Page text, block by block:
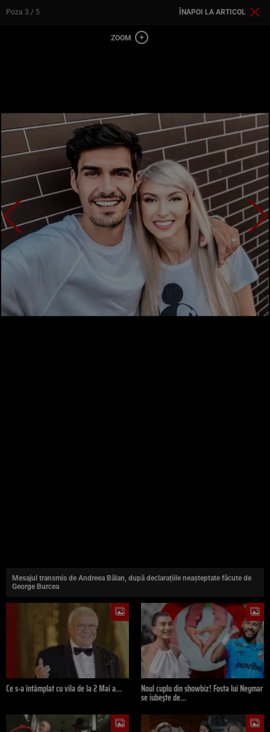
Poza 3 / 5 ÎNAPOI LA ARTICOL
Mesajul transmis de Andreea Bălan, după declarațiile neașteptate făcute de
George Burcea
Ce s-a întâmplat cu vila de la 2 Mai a… Noul cuplu din showbiz! Fosta lui Neymar
se iubește de…